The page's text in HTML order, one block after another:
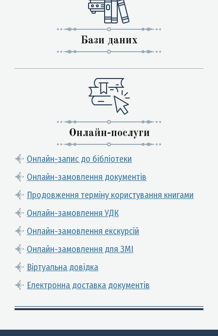
Бази даних
Онлайн-послуги
Онлайн-запис до бібліотеки
Онлайн-замовлення документів
Продовження терміну користування книгами
Онлайн-замовлення УДК
Онлайн-замовлення екскурсій
Онлайн-замовлення для ЗМІ
Віртуальна довідка
Електронна доставка документів